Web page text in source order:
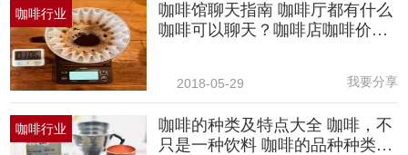
咖啡行业
咖啡馆聊天指南 咖啡厅都有什么
咖啡可以聊天？咖啡店咖啡价格
2018-05-29 我要分享
咖啡行业
咖啡的种类及特点大全 咖啡，不
只是一种饮料 咖啡的品种种类介